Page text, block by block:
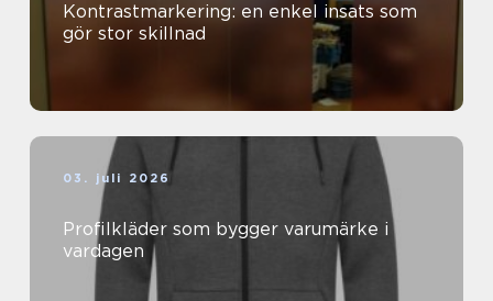
Kontrastmarkering: en enkel insats som
gör stor skillnad
03. juli 2026
Profilkläder som bygger varumärke i
vardagen